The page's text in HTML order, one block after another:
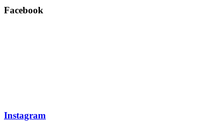
Facebook
Instagram